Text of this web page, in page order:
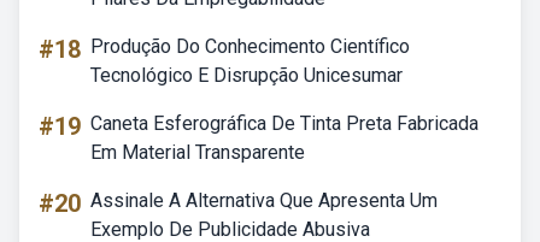
#18 Produção Do Conhecimento Científico
Tecnológico E Disrupção Unicesumar
#19 Caneta Esferográfica De Tinta Preta Fabricada
Em Material Transparente
#20 Assinale A Alternativa Que Apresenta Um
Exemplo De Publicidade Abusiva